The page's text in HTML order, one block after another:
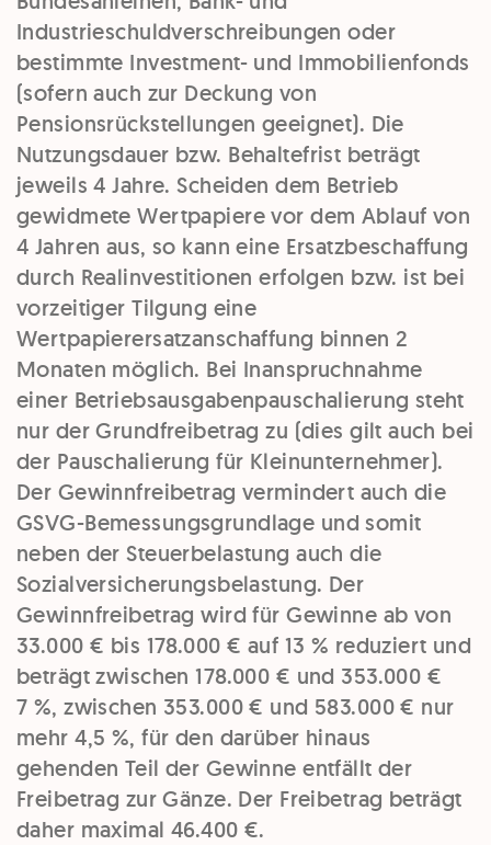
Industrieschuldverschreibungen oder
bestimmte Investment- und Immobilienfonds
(sofern auch zur Deckung von
Pensionsrückstellungen geeignet). Die
Nutzungsdauer bzw. Behaltefrist beträgt
jeweils 4 Jahre. Scheiden dem Betrieb
gewidmete Wertpapiere vor dem Ablauf von
4 Jahren aus, so kann eine Ersatzbeschaffung
durch Realinvestitionen erfolgen bzw. ist bei
vorzeitiger Tilgung eine
Wertpapierersatzanschaffung binnen 2
Monaten möglich. Bei Inanspruchnahme
einer Betriebsausgabenpauschalierung steht
nur der Grundfreibetrag zu (dies gilt auch bei
der Pauschalierung für Kleinunternehmer).
Der Gewinnfreibetrag vermindert auch die
GSVG-Bemessungsgrundlage und somit
neben der Steuerbelastung auch die
Sozialversicherungsbelastung. Der
Gewinnfreibetrag wird für Gewinne ab von
33.000 € bis 178.000 € auf 13 % reduziert und
beträgt zwischen 178.000 € und 353.000 €
7 %, zwischen 353.000 € und 583.000 € nur
mehr 4,5 %, für den darüber hinaus
gehenden Teil der Gewinne entfällt der
Freibetrag zur Gänze. Der Freibetrag beträgt
daher maximal 46.400 €.